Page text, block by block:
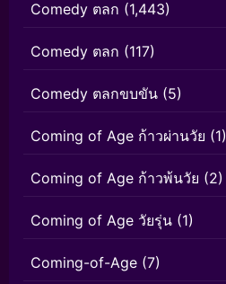
Comedy ตลก (1,443)
Comedy ตลก (117)
Comedy ตลกขบขัน (5)
Coming of Age ก้าวผ่านวัย (1)
Coming of Age ก้าวพ้นวัย (2)
Coming of Age วัยรุ่น (1)
Coming-of-Age (7)